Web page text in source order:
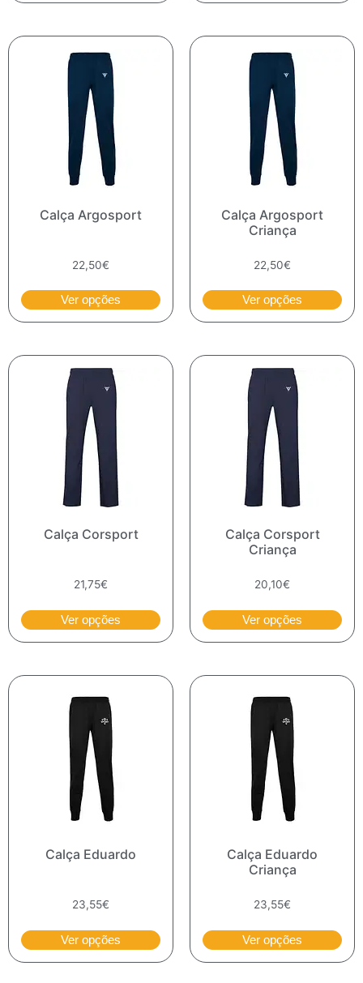
Calça Argosport
22,50€
Ver opções
Calça Argosport
Criança
22,50€
Ver opções
Calça Corsport
21,75€
Ver opções
Calça Corsport
Criança
20,10€
Ver opções
Calça Eduardo
23,55€
Ver opções
Calça Eduardo
Criança
23,55€
Ver opções